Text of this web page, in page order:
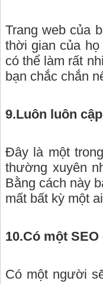
Trang web của
thời gian của
có thể làm rất
bạn chắc chắn
9.Luôn luôn
Đây là một
thường xuyên
Bằng cách này
mất bất kỳ một
10.Có một
Có một người